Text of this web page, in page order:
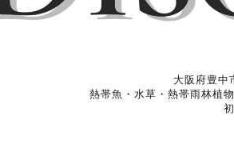
大阪府豊中
熱帯魚・水草・熱帯雨林植